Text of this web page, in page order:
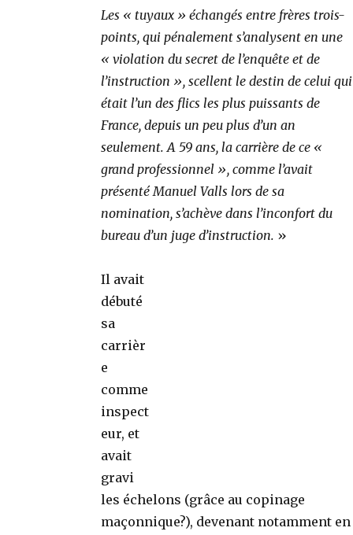
Les « tuyaux » échangés entre frères trois-
points, qui pénalement s’analysent en une
« violation du secret de l’enquête et de
l’instruction », scellent le destin de celui qui
était l’un des flics les plus puissants de
France, depuis un peu plus d’un an
seulement. A 59 ans, la carrière de ce «
grand professionnel », comme l’avait
présenté Manuel Valls lors de sa
nomination, s’achève dans l’inconfort du
bureau d’un juge d’instruction. »
Il avait
débuté
sa
carrièr
e
comme
inspect
eur, et
avait
gravi
les échelons (grâce au copinage
maçonnique?), devenant notamment en